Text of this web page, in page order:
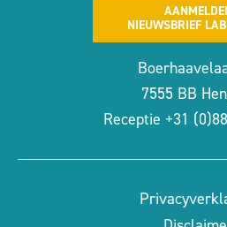
NIEUWSBRIEF
7555 BB
Receptie +31